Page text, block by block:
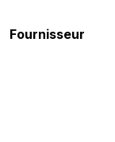
Fournisseur